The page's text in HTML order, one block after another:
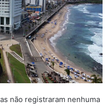
não registraram nenhuma